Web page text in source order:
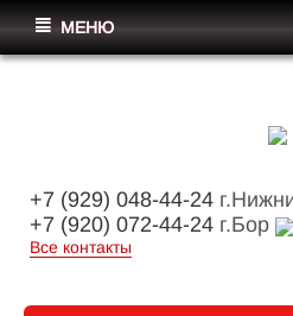
+7 (929) 048-44-24
+7 (920) 072-44-24 г.Бор
Все контакты
МЕНЮ